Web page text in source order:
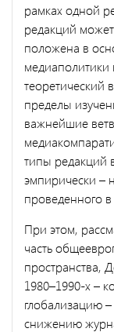
рамках одной
редакций
положена в
медиаполитики
теоретический
пределы
важнейшие
типы редакций
эмпирически –
проведенного в
При этом,
часть
пространства,
1980–1990-х –
глобализацию
снижению